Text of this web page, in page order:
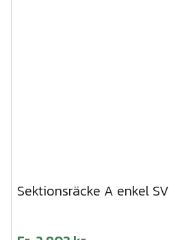
Sektionsräcke A enkel SV